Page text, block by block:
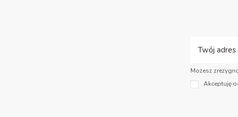
Możesz
Akceptuję